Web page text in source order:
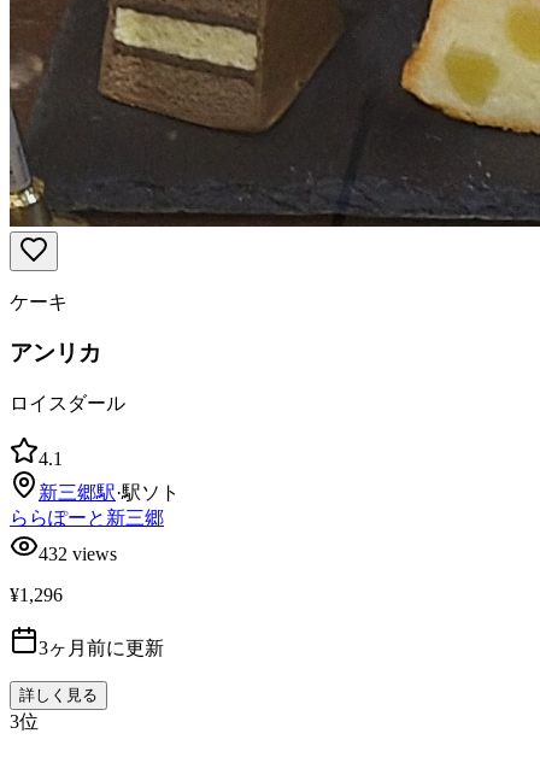
ケーキ
アンリカ
ロイスダール
4.1
新三郷駅·駅ソト
ららぽーと新三郷
432 views
¥1,296
3ヶ月前に更新
詳しく見る
3位